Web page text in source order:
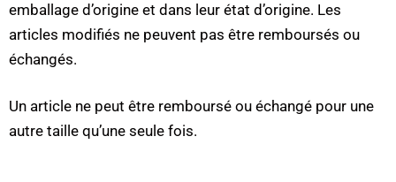
emballage d’origine et dans leur état d’origine. Les
articles modifiés ne peuvent pas être remboursés ou
échangés.
Un article ne peut être remboursé ou échangé pour une
autre taille qu’une seule fois.